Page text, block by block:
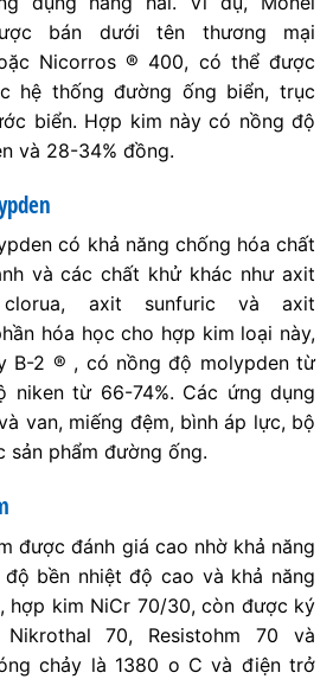
bán dưới tên thương mại
Nicorros ® 400, có thể được
hệ thống đường ống biển, trục
biển. Hợp kim này có nồng độ
và 28-34% đồng.
có khả năng chống hóa chất
và các chất khử khác như axit
clorua, axit sunfuric và axit
hóa học cho hợp kim loại này,
B-2 ® , có nồng độ molypden từ
niken từ 66-74%. Các ứng dụng
van, miếng đệm, bình áp lực, bộ
sản phẩm đường ống.
được đánh giá cao nhờ khả năng
bền nhiệt độ cao và khả năng
hợp kim NiCr 70/30, còn được ký
70, Resistohm 70 và
chảy là 1380 o C và điện trở